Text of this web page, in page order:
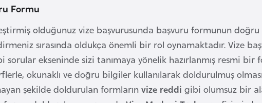
Formu
olduğunuz vize başvurusunda başvuru formunun
sırasında oldukça önemli bir rol oynamaktadır. Vize
sorular ekseninde sizi tanımaya yönelik hazırlanmış resmi bir
okunaklı ve doğru bilgiler kullanılarak doldurulmuş
şekilde doldurulan formların vize reddi gibi olumsuz bir